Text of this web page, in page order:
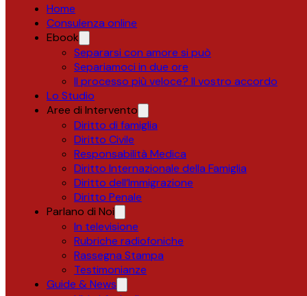
Home
Consulenza online
Ebook
Separarsi con amore si può
Separiamoci in due ore
Il processo più veloce? Il vostro accordo
Lo Studio
Aree di Intervento
Diritto di famiglia
Diritto Civile
Responsabilità Medica
Diritto Internazionale della Famiglia
Diritto dell’Immigrazione
Diritto Penale
Parlano di Noi
In televisione
Rubriche radiofoniche
Rassegna Stampa
Testimonianze
Guide & News